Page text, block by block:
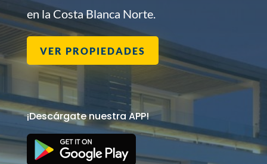
en la Costa Blanca Norte.
VER PROPIEDADES
¡Descárgate nuestra APP!